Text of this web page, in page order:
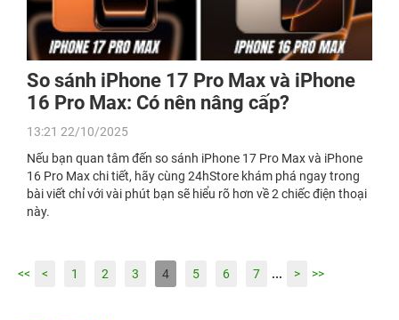
So sánh iPhone 17 Pro Max và iPhone
16 Pro Max: Có nên nâng cấp?
13:21 22/10/2025
Nếu bạn quan tâm đến so sánh iPhone 17 Pro Max và iPhone
16 Pro Max chi tiết, hãy cùng 24hStore khám phá ngay trong
bài viết chỉ với vài phút bạn sẽ hiểu rõ hơn về 2 chiếc điện thoại
này.
<< < 1 2 3 4 5 6 7 ... > >>